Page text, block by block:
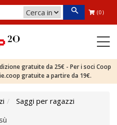
(0)
gratuite da 25€ - Per i soci Coop
gratuite a partire da 19€.
Saggi per ragazzi